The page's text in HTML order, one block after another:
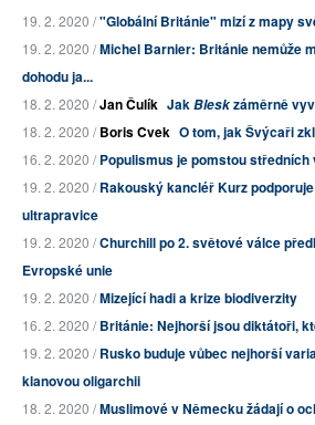
19. 2. 2020 /"Globální Británie" mizí z mapy
19. 2. 2020 /Michel Barnier: Británie nemůže
dohodu ja...
18. 2. 2020 /Jan Čulík JakBleskzáměrně
18. 2. 2020 /Boris Cvek O tom, jak Švýcaři
16. 2. 2020 /Populismus je pomstou
19. 2. 2020 /Rakouský kancléř Kurz
ultrapravice
19. 2. 2020 /Churchill po 2. světové válce
Evropské unie
19. 2. 2020 /Mizející hadi a krize biodiverzity
16. 2. 2020 /Británie: Nejhorší jsou diktátoři,
19. 2. 2020 /Rusko buduje vůbec nejhorší
klanovou oligarchii
18. 2. 2020 /Muslimové v Německu žádají o